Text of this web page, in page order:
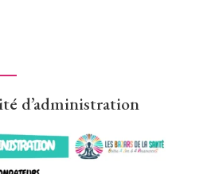
d’administration